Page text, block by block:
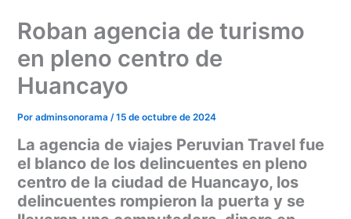
Roban agencia de turismo
en pleno centro de
Huancayo
Poradminsonorama/15 de octubre de 2024
La agencia de viajes Peruvian Travel fue
el blanco de los delincuentes en pleno
centro de la ciudad de Huancayo, los
delincuentes rompieron la puerta y se